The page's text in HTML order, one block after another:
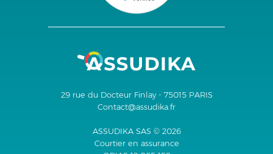
29 rue du Docteur Finlay - 75015 PARIS
Contact@assudika.fr
ASSUDIKA SAS © 2026
Courtier en assurance